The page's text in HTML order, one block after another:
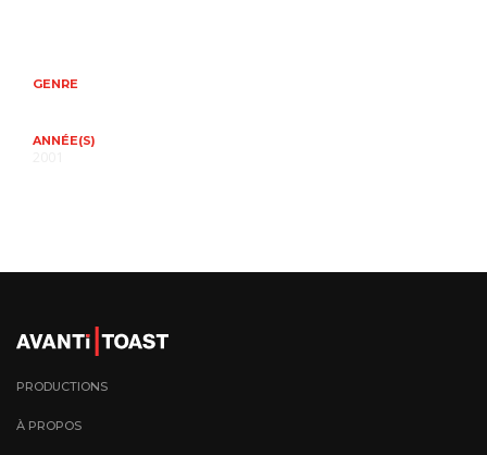
GENRE
ANNÉE(S)
PRODUCTIONS
À PROPOS